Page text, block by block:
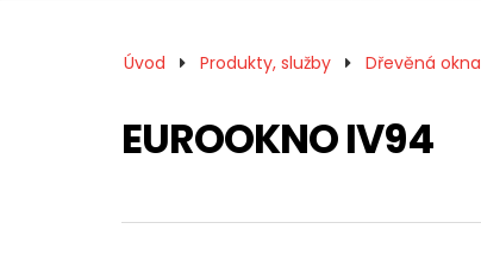
Úvod Produkty, služby Dřevěná okna
EUROOKNO IV94